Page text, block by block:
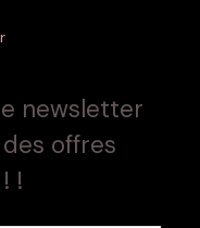
newsletter
offres
!